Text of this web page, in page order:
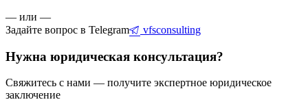
— или —
Задайте вопрос в Telegram
vfsconsulting
Нужна юридическая консультация?
Свяжитесь с нами — получите экспертное юридическое
заключение